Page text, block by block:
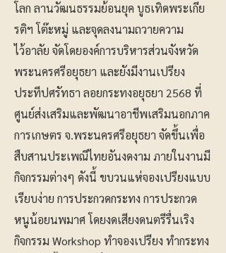
โลก ลานวัฒนธรรมย้อนยุค บูธเทิดพระเกีย
รติฯ โต๊ะหมู่ และจุดลงนามถวายความ
ไว้อาลัย จัดโดยองค์การบริหารส่วนจังหวัด
พระนครศรีอยุธยา และยังมีงานเปรียง
ประทีปศรัทธา ลอยกระทงอยุธยา 2568 ที่
ศูนย์ส่งเสริมและพัฒนาอาชีพเสริมนอกภาค
การเกษตร จ.พระนครศรีอยุธยา จัดขึ้นเพื่อ
สืบสานประเพณีไทยอันงดงาม ภายในงานมี
กิจกรรมต่างๆ ดังนี้ ขบวนแห่จองเปรียงแบบ
เรียบง่าย การประกวดกระทง การประกวด
หนูน้อยนพมาศ โดยงดเสียงดนตรีรื่นเริง
กิจกรรม Workshop ทำจองเปรียง ทำกระทง